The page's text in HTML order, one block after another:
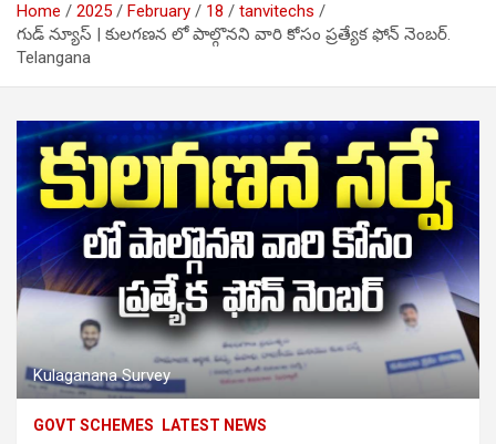
Home 2025 February 18
tanvitechs
గుడ్ న్యూస్ | కులగణన లో పాల్గొనని వారి కోసం ప్రత్యేక ఫోన్ నెంబర్.
Telangana
Kulaganana Survey
GOVT SCHEMES LATEST NEWS